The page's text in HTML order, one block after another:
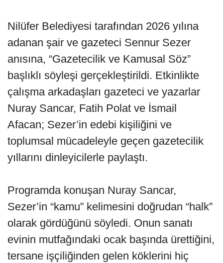
Nilüfer Belediyesi tarafından 2026 yılına
adanan şair ve gazeteci Sennur Sezer
anısına, “Gazetecilik ve Kamusal Söz”
başlıklı söyleşi gerçekleştirildi. Etkinlikte
çalışma arkadaşları gazeteci ve yazarlar
Nuray Sancar, Fatih Polat ve İsmail
Afacan; Sezer’in edebi kişiliğini ve
toplumsal mücadeleyle geçen gazetecilik
yıllarını dinleyicilerle paylaştı.
Programda konuşan Nuray Sancar,
Sezer’in “kamu” kelimesini doğrudan “halk”
olarak gördüğünü söyledi. Onun sanatı
evinin mutfağındaki ocak başında ürettiğini,
tersane işçiliğinden gelen köklerini hiç